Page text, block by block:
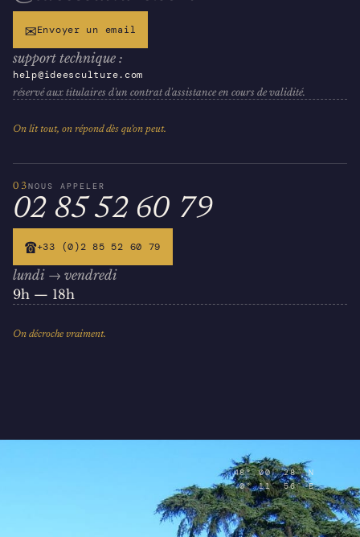
✉Envoyer un email
support technique :
help@ideesculture.com
réservé aux titulaires d'un contrat d'assistance en cours de validité.
On lit tout, on répond dès qu'on peut.
03NOUS APPELER
02 85 52 60 79
☎+33 (0)2 85 52 60 79
lundi → vendredi
9h — 18h
On décroche vraiment.
48° 00′ 28″ N
0° 11′ 56″ E